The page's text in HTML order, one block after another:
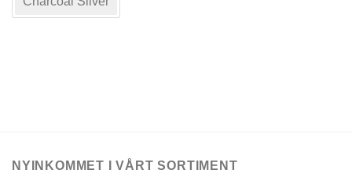
De
NYINKOMMET I VÅRT SORTIMENT